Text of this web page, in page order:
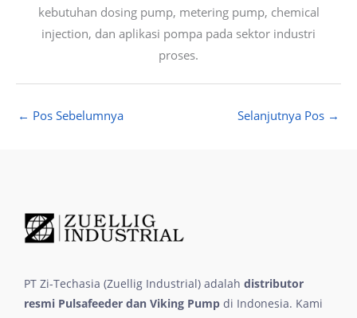
kebutuhan dosing pump, metering pump, chemical
injection, dan aplikasi pompa pada sektor industri
proses.
← Pos Sebelumnya Selanjutnya Pos →
PT Zi-Techasia (Zuellig Industrial) adalah distributor
resmi Pulsafeeder dan Viking Pump di Indonesia. Kami